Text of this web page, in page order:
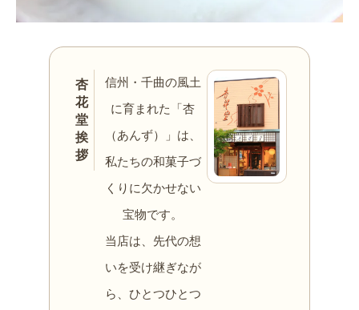
杏
花
堂
挨
拶
信州・千曲の風土
に育まれた「杏
（あんず）」は、
私たちの和菓子づ
くりに欠かせない
宝物です。
当店は、先代の想
いを受け継ぎなが
ら、ひとつひとつ